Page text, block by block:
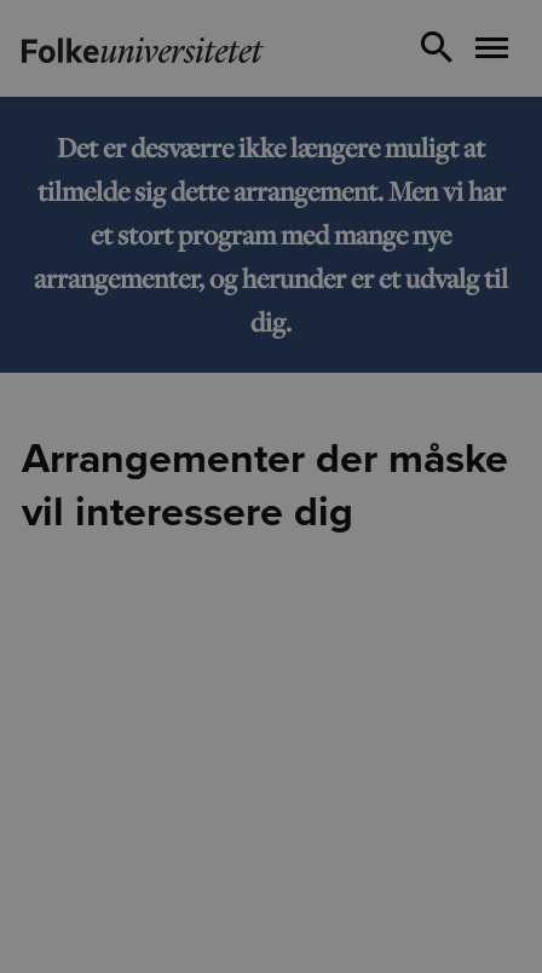
Det er desværre ikke længere muligt at
tilmelde sig dette arrangement. Men vi har
et stort program med mange nye
arrangementer, og herunder er et udvalg til
dig.
Arrangementer der måske
vil interessere dig